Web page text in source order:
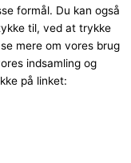
formål. Du kan også
til, ved at trykke
mere om vores brug
indsamling og
på linket: